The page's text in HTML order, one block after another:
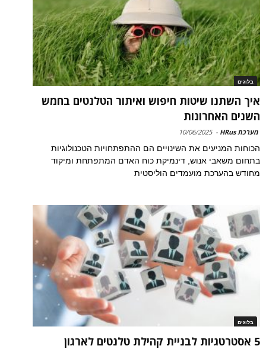
בלוגים
איך השתנו שיטות חיפוש ואיתור הטלנטים בחמש
השנים האחרונות
מערכת HRus -
10/06/2025
הכוחות המניעים את השינויים הם ההתפתחויות הטכנולוגיות
בתחום משאבי אנוש, דינמיקת כוח האדם המתפתחת ומיקוד
מחודש בהערכת מועמדים הוליסטית
בלוגים
5 אסטרטגיות לבניית קהילת טלנטים לארגון